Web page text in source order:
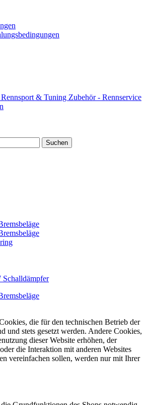
Suchen
die für den technischen Betrieb der
und stets gesetzt werden. Andere Cookies,
dieser Website erhöhen, der
die Interaktion mit anderen Websites
vereinfachen sollen, werden nur mit Ihrer